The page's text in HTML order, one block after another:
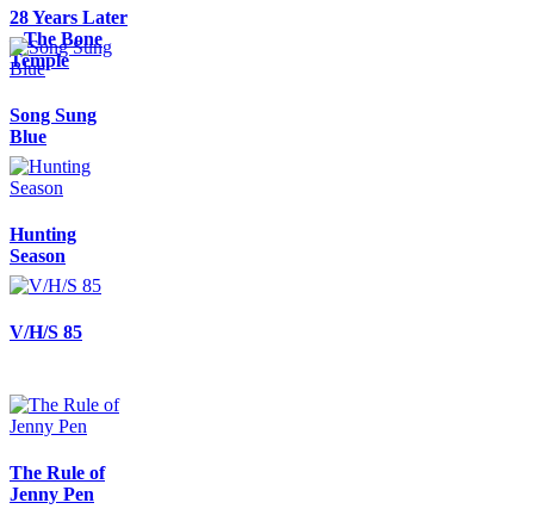
28 Years Later
– The Bone
Temple
Song Sung
Blue
Hunting
Season
V/H/S 85
The Rule of
Jenny Pen